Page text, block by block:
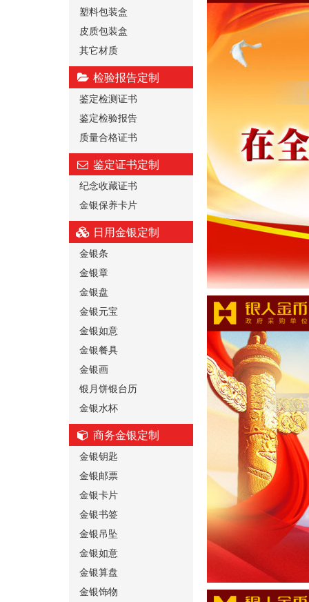
塑料包装盒
皮质包装盒
其它材质
检验报告定制
鉴定检测证书
鉴定检验报告
质量合格证书
鉴定证书定制
纪念收藏证书
金银保养卡片
日用金银定制
金银条
金银章
金银盘
金银元宝
金银如意
金银餐具
金银画
银月饼银台历
金银水杯
商务金银定制
金银钥匙
金银邮票
金银卡片
金银书签
金银吊坠
金银如意
金银算盘
金银饰物